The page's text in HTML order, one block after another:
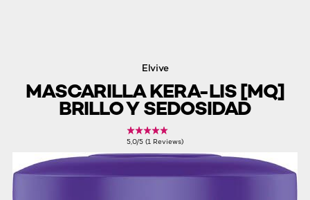
Elvive
MASCARILLA KERA-LIS [MQ]
BRILLO Y SEDOSIDAD
5,0/5 (1 Reviews)